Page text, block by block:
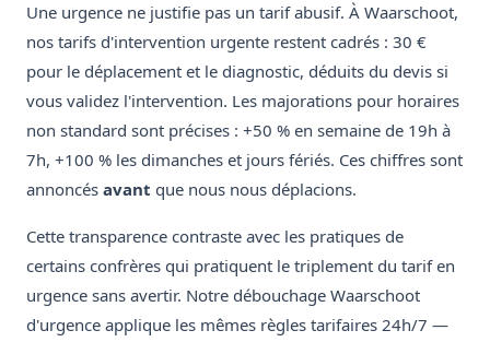
Une urgence ne justifie pas un tarif abusif. À Waarschoot,
nos tarifs d'intervention urgente restent cadrés : 30 €
pour le déplacement et le diagnostic, déduits du devis si
vous validez l'intervention. Les majorations pour horaires
non standard sont précises : +50 % en semaine de 19h à
7h, +100 % les dimanches et jours fériés. Ces chiffres sont
annoncés avant que nous nous déplacions.
Cette transparence contraste avec les pratiques de
certains confrères qui pratiquent le triplement du tarif en
urgence sans avertir. Notre débouchage Waarschoot
d'urgence applique les mêmes règles tarifaires 24h/7 —